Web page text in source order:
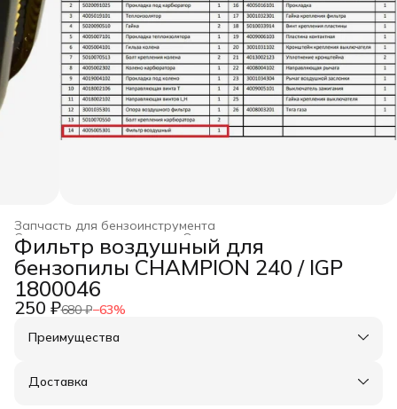
Запчасть для бензоинструмента
Оснастка для инструмента
Строительство и ремонт
Главная ›
Фильтр воздушный для
бензопилы CHAMPION 240 / IGP
1800046
250 ₽680 ₽−63%
Преимущества
Оплата частями в Сплит
Удобный возврат
Доставка